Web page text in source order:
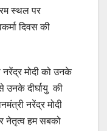
स्थल पर
दिवस की
मोदी को उनके
उनके दीर्घायु की
नरेंद्र मोदी
नेतृत्व हम सबको